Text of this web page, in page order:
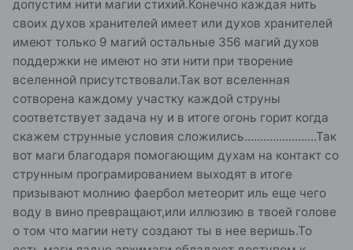
допустим нити магии стихий.Конечно каждая нить
своих духов хранителей имеет или духов хранителей
имеют только 9 магий остальные 356 магий духов
поддержки не имеют но эти нити при творение
вселенной присутствовали.Так вот вселенная
сотворена каждому участку каждой струны
соответствует задача ну и в итоге огонь горит когда
скажем струнные условия сложились.......................Так
вот маги благодаря помогающим духам на контакт со
струнным програмированием выходят в итоге
призывают молнию фаербол метеорит иль еще чего
воду в вино превращают,или иллюзию в твоей голове
о том что магии нету создают ты в нее веришь.То